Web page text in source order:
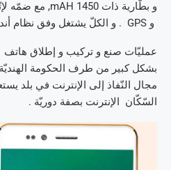
و GPS . و الكلّ يشتغل وفق نظام أندرويد 5.1 لوليبوب .
بشكل كبير من طرف الحكومة
السّكّان الإنترنت بصفة دوريّة .